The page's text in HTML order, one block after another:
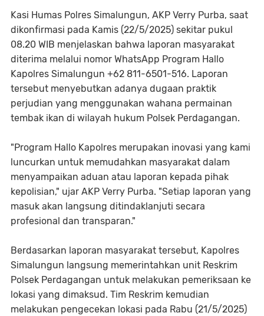
Kasi Humas Polres Simalungun, AKP Verry Purba, saat
dikonfirmasi pada Kamis (22/5/2025) sekitar pukul
08.20 WIB menjelaskan bahwa laporan masyarakat
diterima melalui nomor WhatsApp Program Hallo
Kapolres Simalungun +62 811-6501-516. Laporan
tersebut menyebutkan adanya dugaan praktik
perjudian yang menggunakan wahana permainan
tembak ikan di wilayah hukum Polsek Perdagangan.
"Program Hallo Kapolres merupakan inovasi yang kami
luncurkan untuk memudahkan masyarakat dalam
menyampaikan aduan atau laporan kepada pihak
kepolisian," ujar AKP Verry Purba. "Setiap laporan yang
masuk akan langsung ditindaklanjuti secara
profesional dan transparan."
Berdasarkan laporan masyarakat tersebut, Kapolres
Simalungun langsung memerintahkan unit Reskrim
Polsek Perdagangan untuk melakukan pemeriksaan ke
lokasi yang dimaksud. Tim Reskrim kemudian
melakukan pengecekan lokasi pada Rabu (21/5/2025)